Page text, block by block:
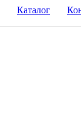
Каталог